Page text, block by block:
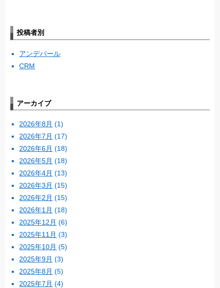
投稿者別
アンデパール
CRM
アーカイブ
2026年8月 (1)
2026年7月 (17)
2026年6月 (18)
2026年5月 (18)
2026年4月 (13)
2026年3月 (15)
2026年2月 (15)
2026年1月 (18)
2025年12月 (6)
2025年11月 (3)
2025年10月 (5)
2025年9月 (3)
2025年8月 (5)
2025年7月 (4)